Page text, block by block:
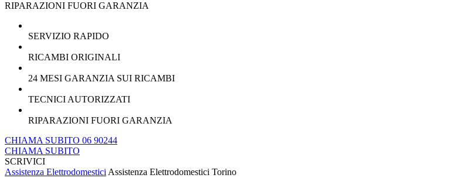
RIPARAZIONI FUORI GARANZIA
SERVIZIO RAPIDO
RICAMBI ORIGINALI
24 MESI GARANZIA SUI RICAMBI
TECNICI AUTORIZZATI
RIPARAZIONI FUORI GARANZIA
CHIAMA SUBITO 06 90244
CHIAMA SUBITO
SCRIVICI
Assistenza ElettrodomesticiAssistenza Elettrodomestici Torino